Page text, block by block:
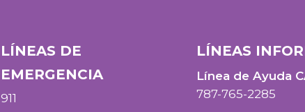
LÍNEAS DE
EMERGENCIA
911
LÍNEAS
Línea de Ayuda
787-765-2285